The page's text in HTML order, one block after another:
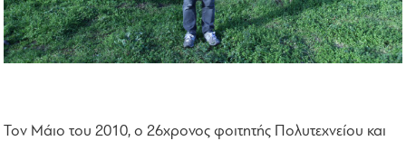
Τον Μάιο του 2010, ο 26χρονος φοιτητής Πολυτεχνείου και